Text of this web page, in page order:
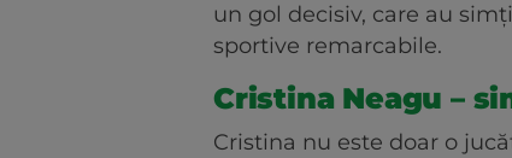
un gol decisiv, care au
sportive remarcabile.
Cristina Neagu –
Cristina nu este doar o